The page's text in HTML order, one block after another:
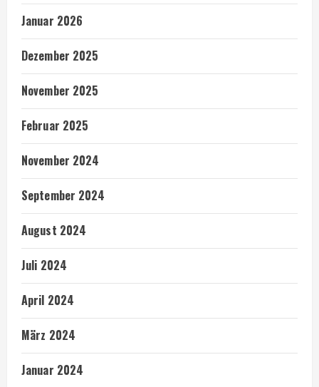
Januar 2026
Dezember 2025
November 2025
Februar 2025
November 2024
September 2024
August 2024
Juli 2024
April 2024
März 2024
Januar 2024